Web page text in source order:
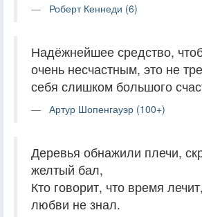
Роберт Кеннеди (6)
Надёжнейшее средство,
очень несчастным, это не
себя слишком большого
Артур Шопенгауэр (100+)
Деревья обнажили плечи,
желтый бал,
Кто говорит, что время
любви не знал.